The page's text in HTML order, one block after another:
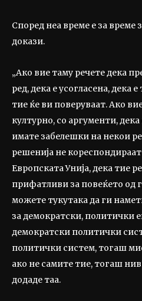
Според неа време е за време
докази.
„Ако вие таму речете дека
ред, дека е усогласена, дека
тие ќе ви поверуваат. Ако
културно, со аргументи,
имате забелешки на некои
решенија не
Европската Унија, дека тие
прифатливи за повеќето од
можете тукутака да ги
за демократски, политички
демократски политички
политички систем, тогаш
ако не самите тие, тогаш
додаде таа.